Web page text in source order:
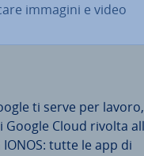
immagini e video
ti serve per
Cloud rivolta
IONOS: tutte le app di